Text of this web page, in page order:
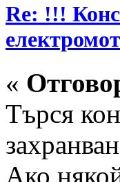
Re: !!!
«
Търся
Ако